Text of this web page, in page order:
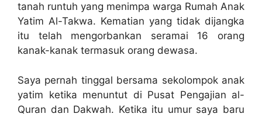
tanah runtuh yang menimpa warga Rumah Anak
Yatim Al-Takwa. Kematian yang tidak dijangka
itu telah mengorbankan seramai 16 orang
kanak-kanak termasuk orang dewasa.
Saya pernah tinggal bersama sekolompok anak
yatim ketika menuntut di Pusat Pengajian al-
Quran dan Dakwah. Ketika itu umur saya baru